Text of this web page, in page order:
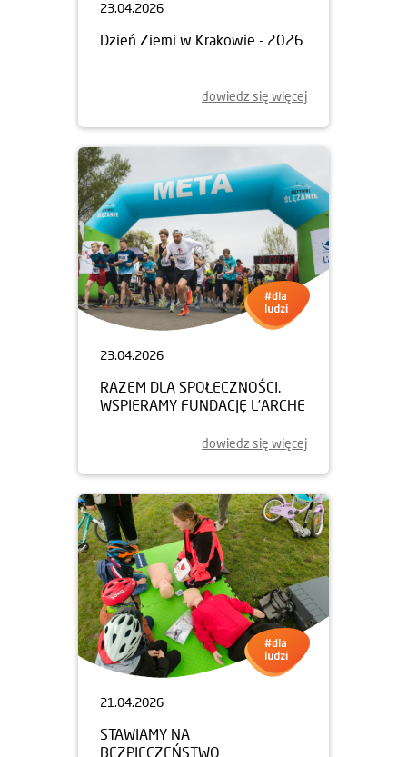
23.04.2026
Dzień Ziemi w Krakowie - 2026
dowiedz się więcej
23.04.2026
RAZEM DLA SPOŁECZNOŚCI.
WSPIERAMY FUNDACJĘ L’ARCHE
dowiedz się więcej
21.04.2026
STAWIAMY NA
BEZPIECZEŃSTWO